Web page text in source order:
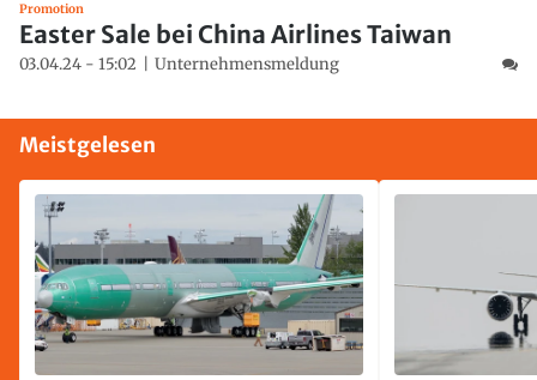
Promotion
Easter Sale bei China Airlines Taiwan
03.04.24 - 15:02 Unternehmensmeldung
Meistgelesen